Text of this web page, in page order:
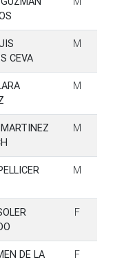
CEVA
M
M
M
M
F
DE LA
F